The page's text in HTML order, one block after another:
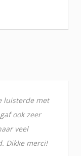
luisterde met
ook zeer
veel
Dikke merci!